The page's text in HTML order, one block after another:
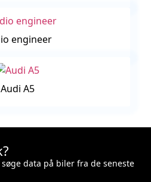
engineer
Audi A5
data på biler fra de seneste